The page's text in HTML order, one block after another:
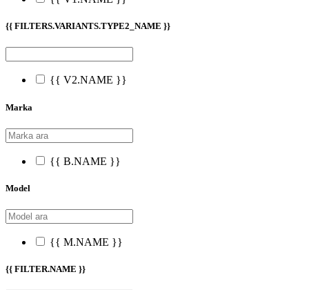
{{ FILTERS.VARIANTS.TYPE2_NAME }}
{{ V2.NAME }}
Marka
{{ B.NAME }}
Model
{{ M.NAME }}
{{ FILTER.NAME }}